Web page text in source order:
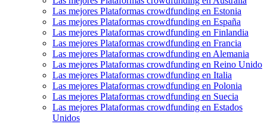
Las mejores Plataformas crowdfunding en Estonia
Las mejores Plataformas crowdfunding en España
Las mejores Plataformas crowdfunding en Finlandia
Las mejores Plataformas crowdfunding en Francia
Las mejores Plataformas crowdfunding en Alemania
Las mejores Plataformas crowdfunding en Reino Unido
Las mejores Plataformas crowdfunding en Italia
Las mejores Plataformas crowdfunding en Polonia
Las mejores Plataformas crowdfunding en Suecia
Las mejores Plataformas crowdfunding en Estados
Unidos